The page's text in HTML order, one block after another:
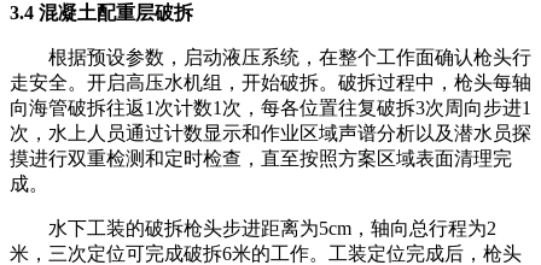
3.4 混凝土配重层破拆
根据预设参数，启动液压系统，在整个工作面确认枪头行
走安全。开启高压水机组，开始破拆。破拆过程中，枪头每轴
向海管破拆往返1次计数1次，每各位置往复破拆3次周向步进1
次，水上人员通过计数显示和作业区域声谱分析以及潜水员探
摸进行双重检测和定时检查，直至按照方案区域表面清理完
成。
水下工装的破拆枪头步进距离为5cm，轴向总行程为2
米，三次定位可完成破拆6米的工作。工装定位完成后，枪头